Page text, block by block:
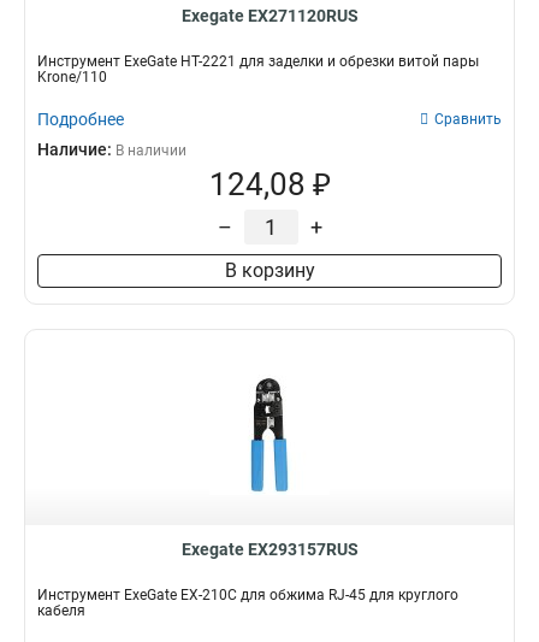
Exegate EX271120RUS
Инструмент ExeGate HT-2221 для заделки и обрезки витой пары
Krone/110
Подробнее Сравнить
Наличие: В наличии
124,08 ₽
– +
В корзину
Exegate EX293157RUS
Инструмент ExeGate EX-210C для обжима RJ-45 для круглого
кабеля